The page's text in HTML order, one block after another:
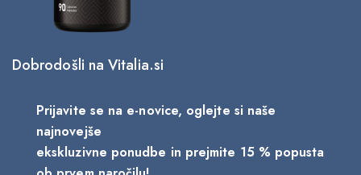
Dobrodošli na Vitalia.si
Prijavite se na e-novice, oglejte si naše
najnovejše
ekskluzivne ponudbe in prejmite 15 % popusta